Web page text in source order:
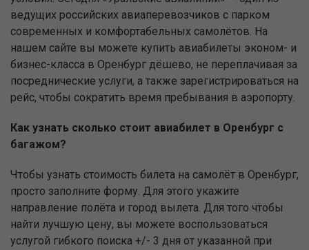
ведущих российских авиаперевозчиков с парком
современных и комфортабельных самолётов. На
нашем сайте вы можете купить авиабилеты эконом- и
бизнес-класса в Оренбург дёшево, не переплачивая за
посреднические услуги, а также зарегистрироваться на
рейс, чтобы сократить время пребывания в аэропорту.
Как узнать сколько стоит авиабилет в Оренбург с
багажом?
Чтобы узнать стоимость билета на самолёт в Оренбург,
просто заполните форму. Для этого укажите
направление полёта и город вылета. Для того чтобы
найти лучшую цену, вы можете воспользоваться
услугой гибкого поиска +/- 3 дня от указанной при